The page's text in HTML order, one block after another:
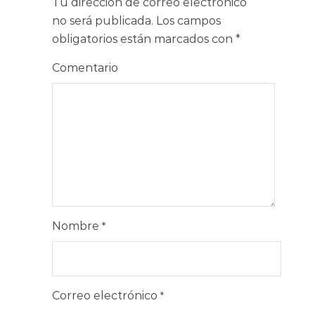
Tu dirección de correo electrónico
no será publicada. Los campos
obligatorios están marcados con *
Comentario
Nombre *
Correo electrónico *